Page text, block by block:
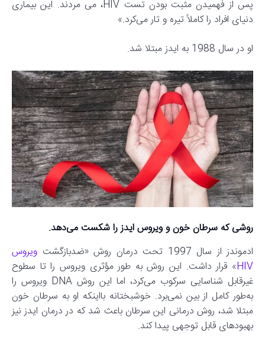
پس از فهمیدن مثبت بودن تست HIV، می مردند. این بیماری
دنیای افراد را کاملاً تیره و تار می‌کرد.»
او در سال 1988 به ایدز مبتلا شد.
روشی که سرطان خون و ویروس ایدز را شکست می‌دهد.
ادموندز از سال 1997 تحت درمان روش «ضدبازگشت
ویروس
HIV» قرار داشت. این روش به طور مؤثری ویروس را تا سطوح
غیرقابل شناسایی سرکوب می‌کرد، اما این روش DNA ویروس را
به‌طور کامل از بین نمی‌برد. خوشبختانه بااینکه او به سرطان خون
مبتلا شد، روش درمانی این سرطان باعث شد که در درمان ایدز نیز
بهبودهای قابل توجهی پیدا کند.